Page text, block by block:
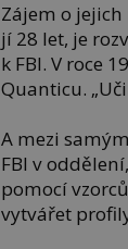
Zájem o
jí 28 let, je
k FBI. V roce
Quanticu.
A mezi
FBI v
pomocí
vytvářet